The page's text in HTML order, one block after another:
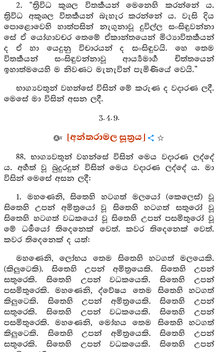
2. “ත්‍රිවිධ කුශල විතර්‍කයන් මෙනෙහි කරන්නේ ය.
ත්‍රිවිධ අකුශල විතර්‍කයන් බැහැර කරන්නේ ය. වැසි දිය
පොළොවෙහි හාත්පසින් නැගුනාවූ දුවිල්ල සංසිඳුවන්නා
සේ ඒ යෝගාවචර තෙමේ ඒකාන්තයෙන් මිථ්‍යාවිතර්‍කයන්
ද ඒ හා යෙදුනු විචාරයන් ද සංසිඳුවයි. හෙ තෙම
විතර්‍කයන් සංසිඳුවන්නාවූ ආර්‍ය්‍යමාර්‍ග චිත්තයෙන්
ඉහාත්මයෙහි ම නිවණට මැනැවින් පැමිණියේ වෙයි.”
භාග්‍යවතුන් වහන්සේ විසින් මේ කරුණ ද වදාරණ ලදී.
මෙසේ මා විසින් අසන ලදී.
3. 4. 9.
[අන්තරාමල සූත්‍රය]
88. භාග්‍යවතුන් වහන්සේ විසින් මෙය වදාරණ ලද්දේ
ය. අර්‍හත් වූ බුදුරදුන් විසින් මෙය වදාරණ ලද්දේ ය. මා
විසින් මෙසේ අසන ලදී:
1. මහණෙනි, සිතෙහි හටගත් මලයෝ (කෙලෙස්) වූ
සිතෙහි උපන් අමිත්‍රයෝ වූ සිතෙහි හටගත් සතුරෝ වූ
සිතෙහි හටගත් වධකයෝ වූ සිතෙහි උපන් පසමිතුරෝ වූ
මේ ධර්‍මයෝ තිදෙනෙක් වෙත්. කවර තිදෙනෙක් වෙත්.
කවර තිදෙනෙක් ද යත්:
මහණෙනි, ලෝභය තෙම සිතෙහි හටගත් මලයෙකි.
(කිලුටෙකි). සිතෙහි උපන් අමිත්‍රයෙකි. සිතෙහි උපන්
සතුරෙකි. සිතෙහි උපන් වධකයෙකි. සිතෙහි උපන්
පසමිතුරෙකි. මහණෙනි, ද්වේෂය තෙම සිතෙහි හටගත්
කිලුටෙකි. සිතෙහි උපන් අමිත්‍රයෙකි. සිතෙහි උපන්
සතුරෙකි. සිතෙහි උපන් වධකයෙකි. සිතෙහි උපන්
පසමිතුරෙකි. මහණෙනි, මෝහය තෙම සිතෙහි හටගත්
කිලුටෙකි. සිතෙහි උපන් අමිත්‍රයෙකි. සිතෙහි උපන්
සතුරෙකි. සිතෙහි උපන් වධකයෙකි. සිතෙහි උපන්